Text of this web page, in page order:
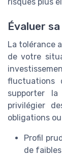
Évaluer
La tolérance
de votre
fluctuations
supporter
privilégier
obligations
Profil
de